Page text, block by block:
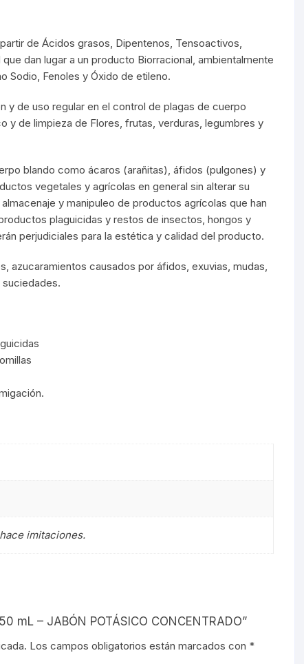
de Ácidos grasos, Dipentenos, Tensoactivos,
dan lugar a un producto Biorracional, ambientalmente
Sodio, Fenoles y Óxido de etileno.
y de uso regular en el control de plagas de cuerpo
y de limpieza de Flores, frutas, verduras, legumbres y
blando como ácaros (arañitas), áfidos (pulgones) y
vegetales y agrícolas en general sin alterar su
y manipuleo de productos agrícolas que han
plaguicidas y restos de insectos, hongos y
perjudiciales para la estética y calidad del producto.
azucaramientos causados por áfidos, exuvias, mudas,
imitaciones.
mL – JABÓN POTÁSICO CONCENTRADO”
Los campos obligatorios están marcados con *